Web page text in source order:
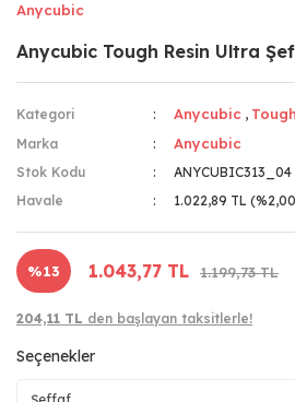
Anycubic
Anycubic Tough Resin Ultra
Kategori Anycubic ,
Marka Anycubic
Stok Kodu
ANYCUBIC313_04
Havale
1.022,89 TL
%13 1.043,77 TL 1.199,73 TL
204,11 TL den başlayan taksitlerle!
Seçenekler